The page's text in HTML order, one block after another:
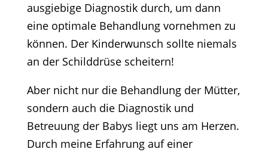
ausgiebige Diagnostik durch, um dann
eine optimale Behandlung vornehmen zu
können. Der Kinderwunsch sollte niemals
an der Schilddrüse scheitern!
Aber nicht nur die Behandlung der Mütter,
sondern auch die Diagnostik und
Betreuung der Babys liegt uns am Herzen.
Durch meine Erfahrung auf einer